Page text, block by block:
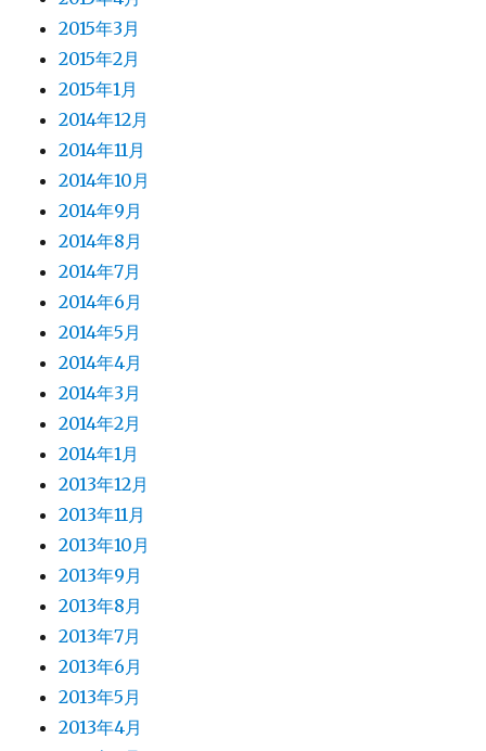
2015年3月
2015年2月
2015年1月
2014年12月
2014年11月
2014年10月
2014年9月
2014年8月
2014年7月
2014年6月
2014年5月
2014年4月
2014年3月
2014年2月
2014年1月
2013年12月
2013年11月
2013年10月
2013年9月
2013年8月
2013年7月
2013年6月
2013年5月
2013年4月